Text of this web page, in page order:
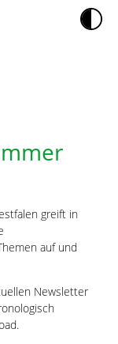
greift in
auf und
Newsletter